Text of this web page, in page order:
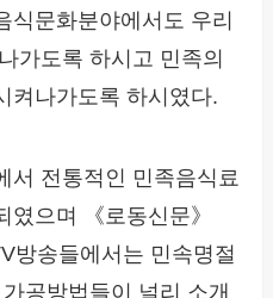
식문화분야에서도 우리
가도록 하시고 민족의
켜나가도록 하시였다.
서 전통적인 민족음식료
으며 《로동신문》
방송들에서는 민속명절
공방법들이 널리 소개